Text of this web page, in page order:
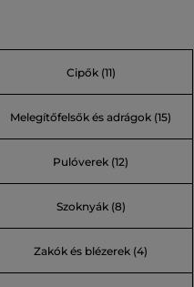
Cipők (11)
Melegítőfelsők és adrágok (15)
Pulóverek (12)
Szoknyák (8)
Zakók és blézerek (4)